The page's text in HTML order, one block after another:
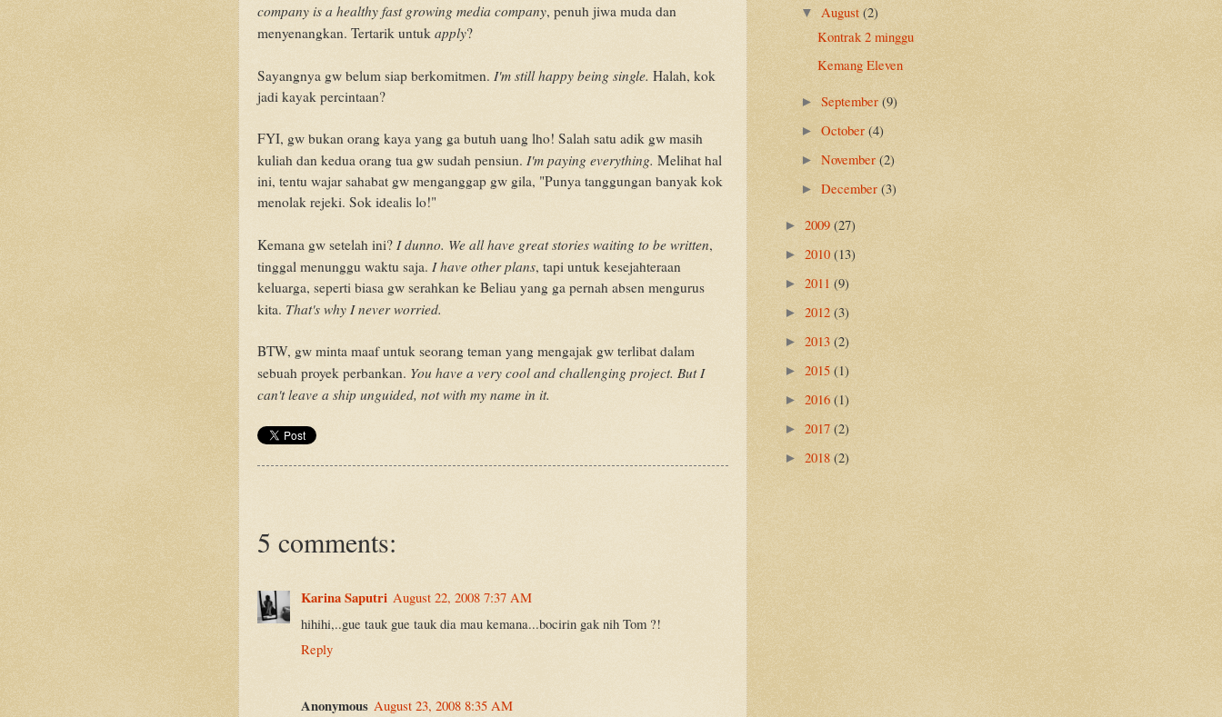
company is a healthy fast growing media company, penuh jiwa muda dan
menyenangkan. Tertarik untuk apply?
Sayangnya gw belum siap berkomitmen. I'm still happy being single. Halah, kok
jadi kayak percintaan?
FYI, gw bukan orang kaya yang ga butuh uang lho! Salah satu adik gw masih
kuliah dan kedua orang tua gw sudah pensiun. I'm paying everything. Melihat hal
ini, tentu wajar sahabat gw menganggap gw gila, "Punya tanggungan banyak kok
menolak rejeki. Sok idealis lo!"
Kemana gw setelah ini? I dunno. We all have great stories waiting to be written,
tinggal menunggu waktu saja. I have other plans, tapi untuk kesejahteraan
keluarga, seperti biasa gw serahkan ke Beliau yang ga pernah absen mengurus
kita. That's why I never worried.
BTW, gw minta maaf untuk seorang teman yang mengajak gw terlibat dalam
sebuah proyek perbankan. You have a very cool and challenging project. But I
can't leave a ship unguided, not with my name in it.
5 comments:
Karina Saputri August 22, 2008 7:37 AM
hihihi,..gue tauk gue tauk dia mau kemana...bocirin gak nih Tom ?!
Reply
Anonymous August 23, 2008 8:35 AM
▼ August (2)
Kontrak 2 minggu
Kemang Eleven
► September (9)
► October (4)
► November (2)
► December (3)
► 2009 (27)
► 2010 (13)
► 2011 (9)
► 2012 (3)
► 2013 (2)
► 2015 (1)
► 2016 (1)
► 2017 (2)
► 2018 (2)